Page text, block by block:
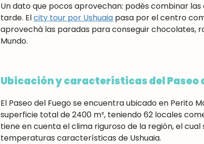
Un dato que pocos aprovechan: podés combinar
tarde. Elcity tour por Ushuaia pasa por el centro
aprovechá las paradas para conseguir chocolates,
Mundo.
Ubicación y características del Paseo
El Paseo del Fuego se encuentra ubicado en Perito
superficie total de 2400 m², teniendo 62 locales
tiene en cuenta el clima riguroso de la región, el
temperaturas características de Ushuaia.